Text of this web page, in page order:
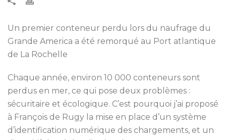
Un premier conteneur perdu lors du naufrage du
Grande America a été remorqué au Port atlantique
de La Rochelle
Chaque année, environ 10 000 conteneurs sont
perdus en mer, ce qui pose deux problèmes :
sécuritaire et écologique. C’est pourquoi j’ai proposé
à François de Rugy la mise en place d’un système
d’identification numérique des chargements, et un